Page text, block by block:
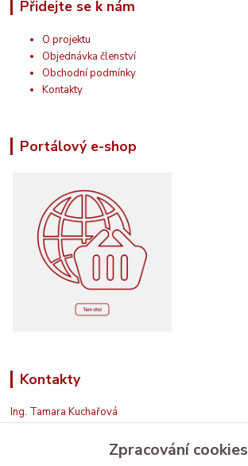
Přidejte se k nám
O projektu
Objednávka členství
Obchodní podmínky
Kontakty
Portálový e-shop
Kontakty
Ing. Tamara Kuchařová
+420 774 687 150
Jsem na příjmu. Když nemohu, zavolám zpět.
Zpracování cookies